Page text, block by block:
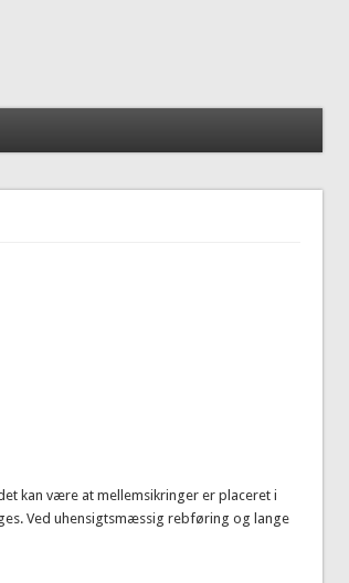
kan være at mellemsikringer er placeret i
Ved uhensigtsmæssig rebføring og lange